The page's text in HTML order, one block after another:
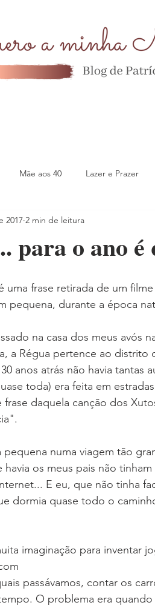
Mãe aos 40 Lazer e Prazer
para o ano é
2017 2 min de leitura
frase retirada de um
pequena, durante a época
na casa dos meus avós
a Régua pertence ao distrito
anos atrás não havia tantas
toda) era feita em
daquela canção dos
numa viagem tão
os meus pais não
E eu, que não tinha
dormia quase todo o
imaginação para inventar
passávamos, contar os
O problema era